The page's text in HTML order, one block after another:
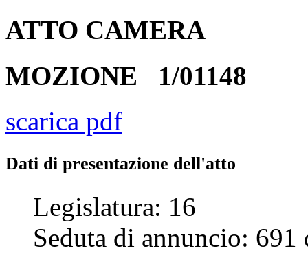
ATTO CAMERA
MOZIONE 1/01148
scarica pdf
Dati di presentazione dell'atto
Legislatura: 16
Seduta di annuncio: 691